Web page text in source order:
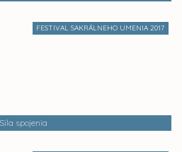
FESTIVAL SAKRÁLNEHO UMENIA 2017
Sila spojenia